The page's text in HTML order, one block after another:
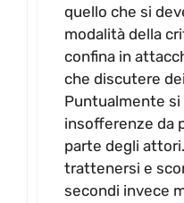
quello che si
modalità della
confina in
che discutere
Puntualmente
insofferenze da
parte degli
trattenersi e
secondi invece